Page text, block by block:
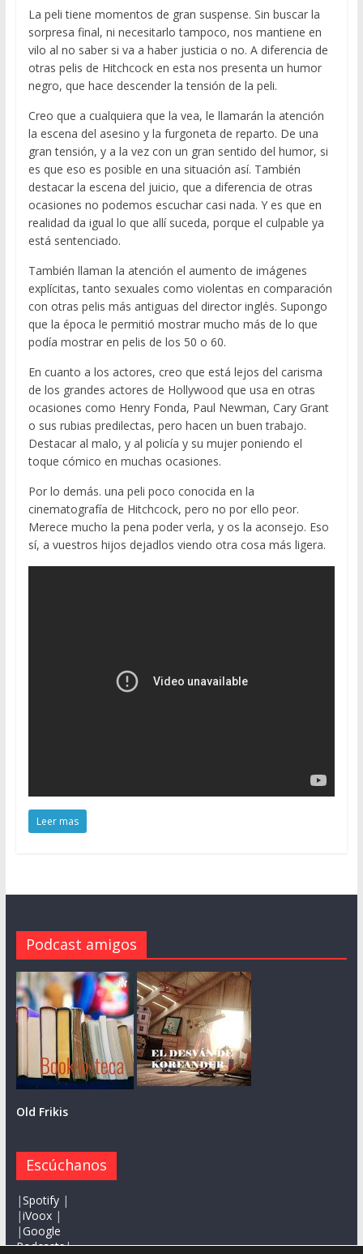
La peli tiene momentos de gran suspense. Sin buscar la
sorpresa final, ni necesitarlo tampoco, nos mantiene en
vilo al no saber si va a haber justicia o no. A diferencia de
otras pelis de Hitchcock en esta nos presenta un humor
negro, que hace descender la tensión de la peli.
Creo que a cualquiera que la vea, le llamarán la atención
la escena del asesino y la furgoneta de reparto. De una
gran tensión, y a la vez con un gran sentido del humor, si
es que eso es posible en una situación así. También
destacar la escena del juicio, que a diferencia de otras
ocasiones no podemos escuchar casi nada. Y es que en
realidad da igual lo que allí suceda, porque el culpable ya
está sentenciado.
También llaman la atención el aumento de imágenes
explícitas, tanto sexuales como violentas en comparación
con otras pelis más antiguas del director inglés. Supongo
que la época le permitió mostrar mucho más de lo que
podía mostrar en pelis de los 50 o 60.
En cuanto a los actores, creo que está lejos del carisma
de los grandes actores de Hollywood que usa en otras
ocasiones como Henry Fonda, Paul Newman, Cary Grant
o sus rubias predilectas, pero hacen un buen trabajo.
Destacar al malo, y al policía y su mujer poniendo el
toque cómico en muchas ocasiones.
Por lo demás. una peli poco conocida en la
cinematografía de Hitchcock, pero no por ello peor.
Merece mucho la pena poder verla, y os la aconsejo. Eso
sí, a vuestros hijos dejadlos viendo otra cosa más ligera.
Leer mas
Podcast amigos
Old Frikis
Escúchanos
|Spotify |
|iVoox|
|Google
Podcasts|